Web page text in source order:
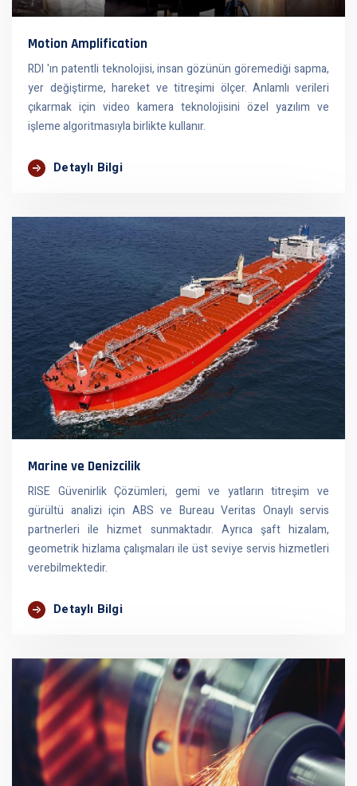
Motion Amplification
RDI 'ın patentli teknolojisi, insan gözünün göremediği sapma,
yer değiştirme, hareket ve titreşimi ölçer. Anlamlı verileri
çıkarmak için video kamera teknolojisini özel yazılım ve
işleme algoritmasıyla birlikte kullanır.
Detaylı Bilgi
Marine ve Denizcilik
RISE Güvenirlik Çözümleri, gemi ve yatların titreşim ve
gürültü analizi için ABS ve Bureau Veritas Onaylı servis
partnerleri ile hizmet sunmaktadır. Ayrıca şaft hizalam,
geometrik hizlama çalışmaları ile üst seviye servis hizmetleri
verebilmektedir.
Detaylı Bilgi